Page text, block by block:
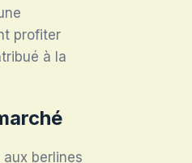
profiter
à la
berlines